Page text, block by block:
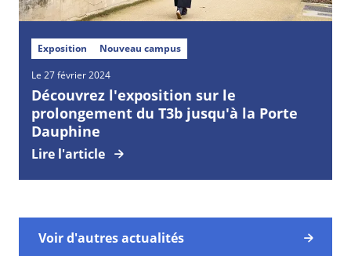
Exposition Nouveau campus
Le 27 février 2024
Découvrez l'exposition sur le
prolongement du T3b jusqu'à la Porte
Dauphine
Lire l'article
Voir d'autres actualités